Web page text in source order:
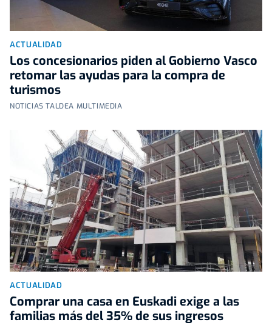
ACTUALIDAD
Los concesionarios piden al Gobierno Vasco
retomar las ayudas para la compra de
turismos
NOTICIAS TALDEA MULTIMEDIA
ACTUALIDAD
Comprar una casa en Euskadi exige a las
familias más del 35% de sus ingresos